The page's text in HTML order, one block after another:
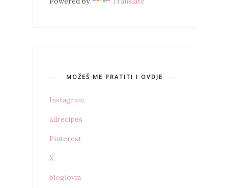
MOŽEŠ ME PRATITI I OVDJE
Instagram
allrecipes
Pinterest
X
bloglovin